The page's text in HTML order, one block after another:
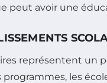
peut avoir une
représentent un
programmes, les